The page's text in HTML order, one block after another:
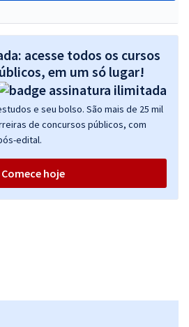
acesse todos os cursos
em um só lugar!
e seu bolso. São mais de 25 mil
de concursos públicos, com
edital.
Comece hoje